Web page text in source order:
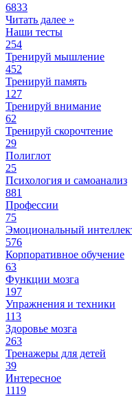
6833
Читать далее »
Наши тесты
254
Тренируй мышление
452
Тренируй память
127
Тренируй внимание
62
Тренируй скорочтение
29
Полиглот
25
Психология и самоанализ
881
Профессии
75
Эмоциональный
576
Корпоративное обучение
63
Функции мозга
197
Упражнения и техники
113
Здоровье мозга
263
Тренажеры для детей
39
Интересное
1119